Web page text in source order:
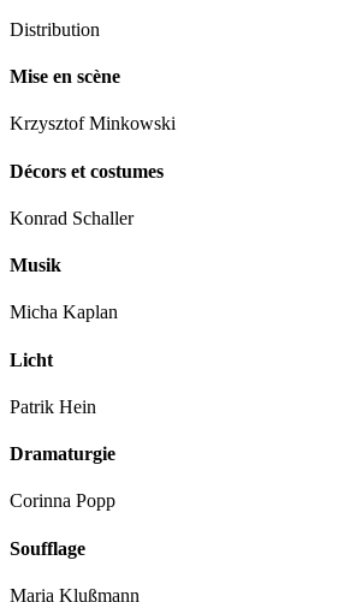
Distribution
Mise en scène
Krzysztof Minkowski
Décors et costumes
Konrad Schaller
Musik
Micha Kaplan
Licht
Patrik Hein
Dramaturgie
Corinna Popp
Soufflage
Maria Klußmann